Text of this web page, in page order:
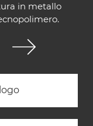
in metallo